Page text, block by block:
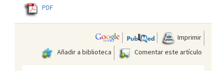
PDF
Imprimir
Añadir a biblioteca
Comentar este artículo